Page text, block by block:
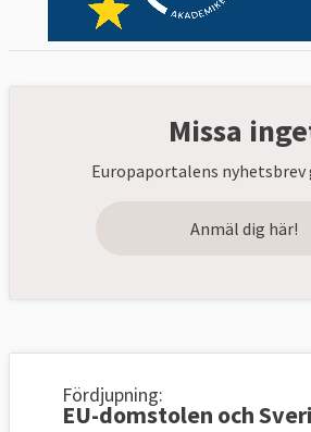
Missa
Europaportalens nyhetsbrev
Anmäl dig här!
Fördjupning:
EU-domstolen och